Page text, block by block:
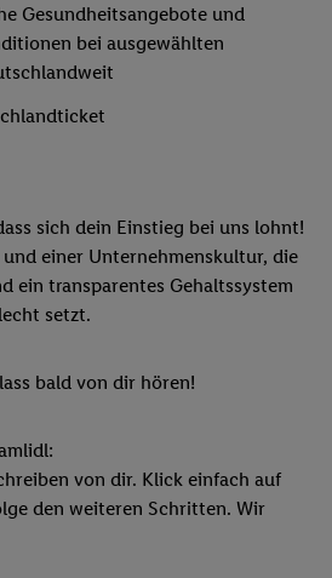
Gesundheitsangebote und
bei ausgewählten
sich dein Einstieg bei uns lohnt!
einer Unternehmenskultur, die
ein transparentes Gehaltssystem
setzt.
bald von dir hören!
von dir. Klick einfach auf
den weiteren Schritten. Wir